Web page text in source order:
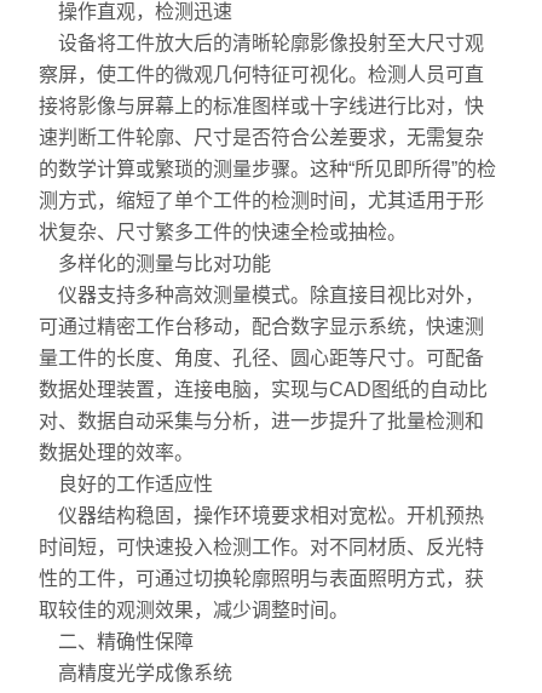
投影仪
卡尺
千分表
硬度计
三次元
粗糙度仪
工具显微镜
三丰量具
电子衡器
花岗石,大理石
扭力测试仪
EV2515
操作直观，检测迅速
设备将工件放大后的清晰轮廓影像投射至大尺寸观
察屏，使工件的微观几何特征可视化。检测人员可直
接将影像与屏幕上的标准图样或十字线进行比对，快
速判断工件轮廓、尺寸是否符合公差要求，无需复杂
的数学计算或繁琐的测量步骤。这种“所见即所得”的检
测方式，缩短了单个工件的检测时间，尤其适用于形
状复杂、尺寸繁多工件的快速全检或抽检。
多样化的测量与比对功能
仪器支持多种高效测量模式。除直接目视比对外，
可通过精密工作台移动，配合数字显示系统，快速测
量工件的长度、角度、孔径、圆心距等尺寸。可配备
数据处理装置，连接电脑，实现与CAD图纸的自动比
对、数据自动采集与分析，进一步提升了批量检测和
数据处理的效率。
良好的工作适应性
仪器结构稳固，操作环境要求相对宽松。开机预热
时间短，可快速投入检测工作。对不同材质、反光特
性的工件，可通过切换轮廓照明与表面照明方式，获
取较佳的观测效果，减少调整时间。
二、精确性保障
高精度光学成像系统